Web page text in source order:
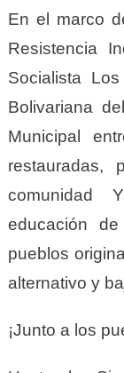
En el marco
Resistencia
Socialista
Bolivariana
Municipal
comunidad
educación
pueblos
alternativo y
¡Junto a los